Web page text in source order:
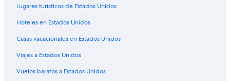
Hoteles para ir de compras en Punta Cana
Hoteles todo incluido en Punta Cana
Hoteles de ski en Punta Cana
Hoteles de lujo en Punta Cana
Lugares turísticos de Estados Unidos
Hoteles en Estados Unidos
Casas vacacionales en Estados Unidos
Viajes a Estados Unidos
Vuelos baratos a Estados Unidos